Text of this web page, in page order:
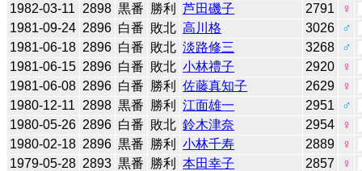
1982-03-11
2898 黒番 勝利 芦田磯子 2791
♀
1981-09-24 2896 白番 敗北 高川格 3026
♂
1981-06-18 2896 白番 敗北 淡路修三 3268
♂
1981-06-15 2896 白番 敗北 小林禮子 2920
♀
1981-06-08 2896 白番 勝利 佐藤真知子 2629
♀
1980-12-11
2898 黒番 勝利 江面雄一 2951
♂
1980-05-26 2896 白番 敗北 鈴木津奈 2954
♀
1980-02-18 2896 黒番 勝利 小林千寿 2889
♀
1979-05-28 2893 黒番 勝利 本田幸子 2857
♀